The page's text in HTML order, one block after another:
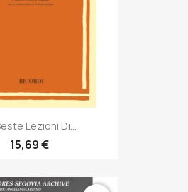
Lezioni Di...
15,69 €